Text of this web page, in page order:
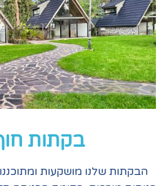
בקתות חוף לאקס
מושקעות ומתוכננות להעניק